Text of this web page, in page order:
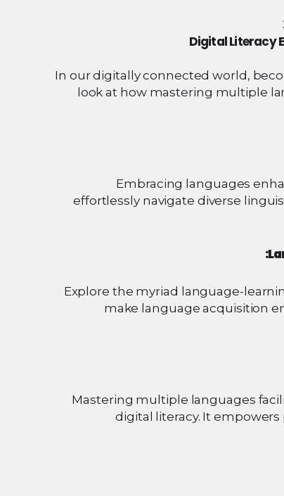
Digital Literacy
In our digitally connected world,
look at how mastering multiple
Embracing languages
effortlessly navigate diverse
Explore the myriad language-
make language acquisition
Mastering multiple languages
digital literacy. It